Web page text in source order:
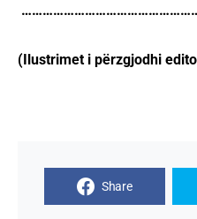
(Ilustrimet i përzgjodhi
Share